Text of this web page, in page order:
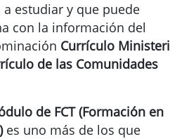
a estudiar y que puede
con la información del
Currículo
de las Comunidades
de FCT (Formación en
es uno más de los que